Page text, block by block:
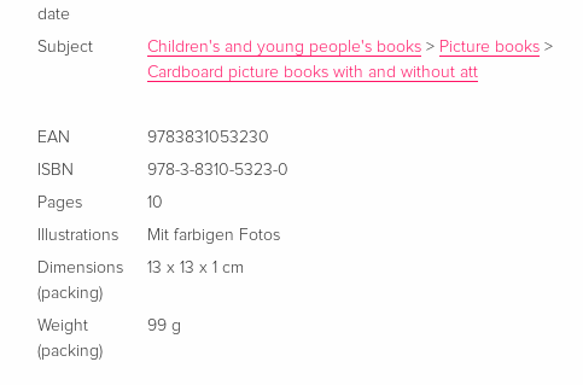
date
Subject Children's and young people's books > Picture books >
Cardboard picture books with and without att
EAN
9783831053230
ISBN
978-3-8310-5323-0
Pages
10
Illustrations
Mit farbigen Fotos
Dimensions
(packing)
13 x 13 x 1 cm
Weight
(packing)
99 g